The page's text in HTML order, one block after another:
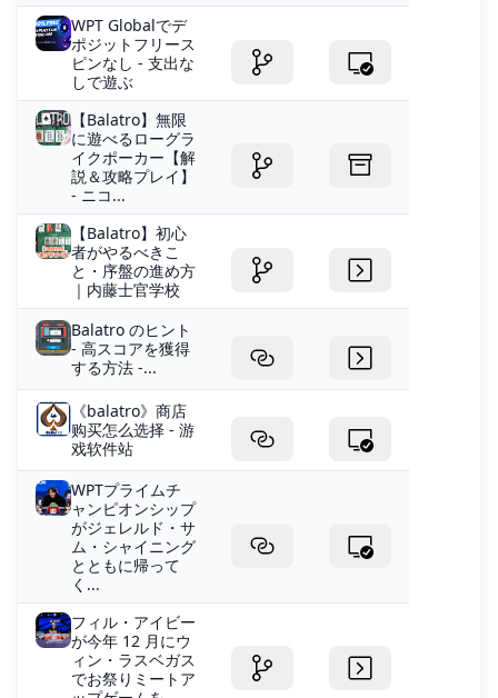
WPT Globalでデ
ポジットフリース
ピンなし - 支出な
しで遊ぶ
【Balatro】無限
に遊べるローグラ
イクポーカー【解
説＆攻略プレイ】
- ニコ...
【Balatro】初心
者がやるべきこ
と・序盤の進め方
｜内藤士官学校
Balatro のヒント
- 高スコアを獲得
する方法 -...
《balatro》商店
购买怎么选择 - 游
戏软件站
WPTプライムチ
ャンピオンシップ
がジェレルド・サ
ム・シャイニング
とともに帰って
く...
フィル・アイビー
が今年 12 月にウ
ィン・ラスベガス
でお祭りミートア